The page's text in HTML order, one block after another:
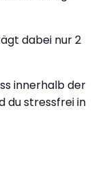
dabei nur 2
innerhalb der
du stressfrei in